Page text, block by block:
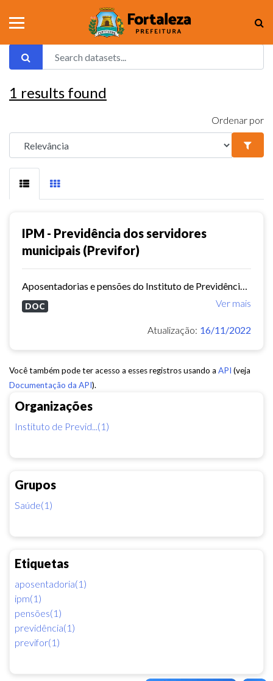
Organizações
Instituto de Previd...(1)
Grupos
Saúde(1)
Etiquetas
aposentadoria(1)
ipm(1)
pensões(1)
previdência(1)
previfor(1)
1 results found
Ordenar por
IPM - Previdência dos servidores
municipais (Previfor)
Ver mais
DOC
Atualização: 16/11/2022
Você também pode ter acesso a esses registros usando a API (veja
Documentação da API).